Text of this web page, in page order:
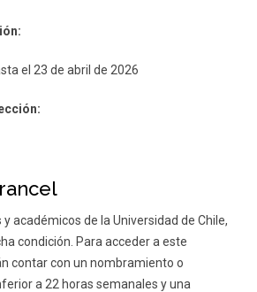
el 23 de abril de 2026
académicos de la Universidad de Chile,
condición. Para acceder a este
contar con un nombramiento o
a 22 horas semanales y una